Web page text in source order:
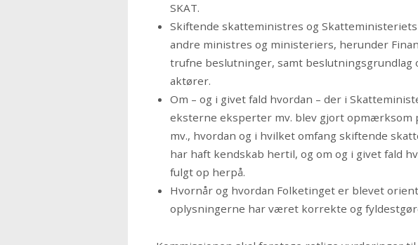
SKAT.
Skiftende skatteministres og
andre ministres og ministeriers, herunder
trufne beslutninger, samt beslutningsgrundlag
aktører.
Om – og i givet fald hvordan – der i
eksterne eksperter mv. blev gjort opmærksom
mv., hvordan og i hvilket omfang skiftende
har haft kendskab hertil, og om og i givet fald
fulgt op herpå.
Hvornår og hvordan Folketinget er blevet
oplysningerne har været korrekte og